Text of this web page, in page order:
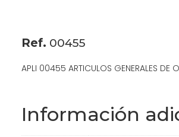
Ref. 00455
APLI 00455 ARTICULOS GENERALES DE
Información